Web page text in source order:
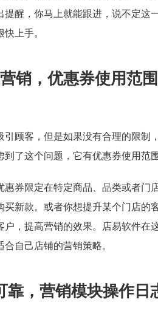
醒，你马上就能跟进，说不定这
上手。
销，优惠券使用范
顾客，但是如果没有合理的限制
了这个问题，它有优惠券使用范
券限定在特定商品、品类或者门
新款。或者你想提升某个门店的
，提高营销的效果。店易软件在
自己店铺的营销策略。
靠，营销模块操作日